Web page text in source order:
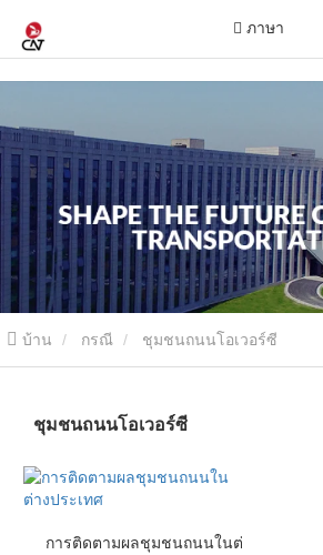
ภาษา
บ้าน กรณี ชุมชนถนนโอเวอร์ซี
ชุมชนถนนโอเวอร์ซี
การติดตามผลชุมชนถนนในต่างประเทศ